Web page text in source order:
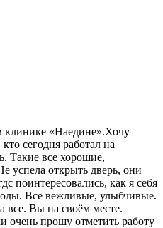
клинике «Наедине».Хочу
сегодня работал на
Такие все хорошие,
успела открыть дверь, они
поинтересовались, как я себя
Все вежливые, улыбчивые.
все. Вы на своём месте.
прошу отметить работу